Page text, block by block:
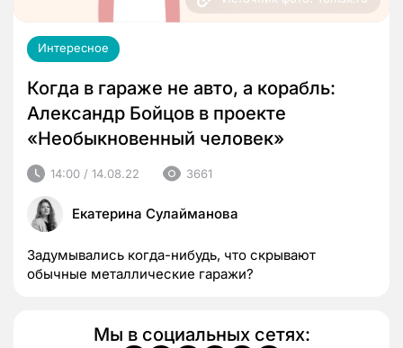
Интересное
Когда в гараже не авто, а корабль:
Александр Бойцов в проекте
«Необыкновенный человек»
14:00 / 14.08.22 3661
Екатерина Сулайманова
Задумывались когда-нибудь, что скрывают
обычные металлические гаражи?
Мы в социальных сетях: